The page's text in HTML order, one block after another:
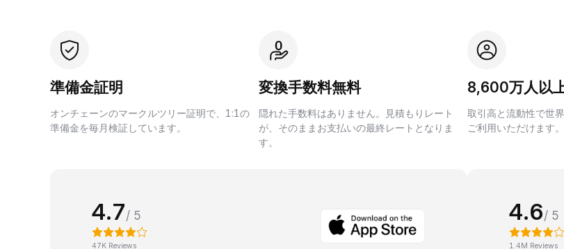
準備金証明
オンチェーンのマークルツリー証明で、1:1の
準備金を毎月検証しています。
変換手数料無料
隠れた手数料はありません。見積もりレート
が、そのままお支払いの最終レートとなりま
す。
8,600万人以
取引高と流動性で世
ご利用いただけます。
4.7/ 5
47K Reviews
4.6/ 5
1.4M Reviews